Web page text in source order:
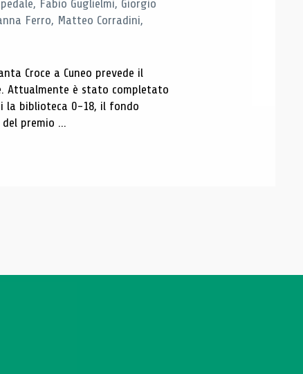
Fabio Guglielmi, Giorgio
Ferro, Matteo Corradini,
Croce a Cuneo prevede il
Attualmente è stato completato
la biblioteca 0-18, il fondo
premio ...